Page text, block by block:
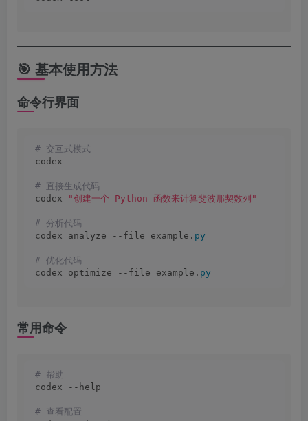
🎯 基本使用方法
命令行界面
# 交互式模式
codex
# 直接生成代码
codex
"创建一个 Python 函数来计算斐波那契数列"
# 分析代码
codex analyze --file example. py
# 优化代码
codex optimize --file example. py
常用命令
# 帮助
codex --help
# 查看配置